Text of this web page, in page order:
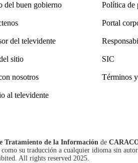
del buen gobierno
del televidente
sitio
nosotros
al televidente
Política de
Portal
SIC
Términos
Tratamiento de la Información de
su traducción a cualquier idioma sin
All rights reserved 2025.